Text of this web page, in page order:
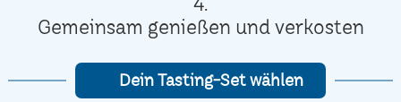
Gemeinsam genießen und verkosten
Dein Tasting-Set wählen